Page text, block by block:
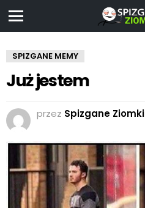
SPIZGANE MEMY
Już jestem
przez Spizgane Ziomki